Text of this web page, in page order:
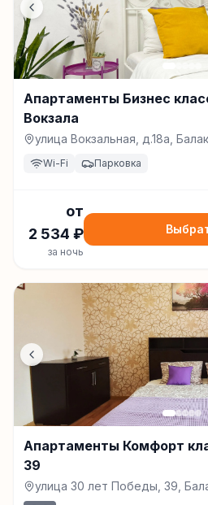
Апартаменты Бизнес
Вокзала
улица Вокзальная, д.18а,
Wi-Fi Парковка
от
2 534 ₽
за ночь
Апартаменты Комфорт
39
улица 30 лет Победы, 39,